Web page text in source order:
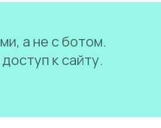
а не с ботом.
к сайту.